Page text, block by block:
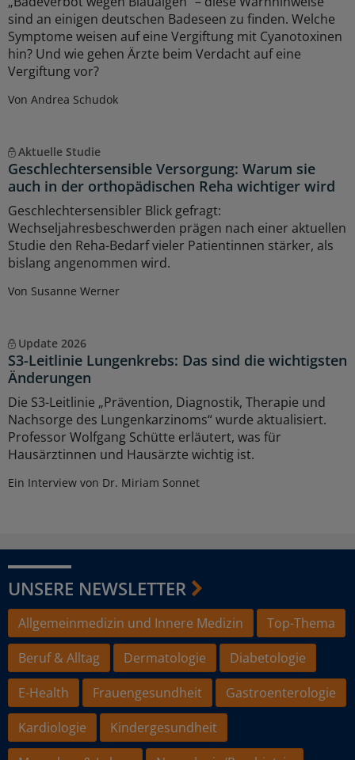
sind an einigen deutschen Badeseen zu finden. Welche
Symptome weisen auf eine Vergiftung mit Cyanotoxinen
hin? Und wie gehen Ärzte beim Verdacht auf eine
Vergiftung vor?
Von Andrea Schudok
Aktuelle Studie
Geschlechtersensible Versorgung: Warum sie
auch in der orthopädischen Reha wichtiger wird
Geschlechtersensibler Blick gefragt:
Wechseljahresbeschwerden prägen nach einer aktuellen
Studie den Reha-Bedarf vieler Patientinnen stärker, als
bislang angenommen wird.
Von Susanne Werner
Update 2026
S3-Leitlinie Lungenkrebs: Das sind die wichtigsten
Änderungen
Die S3-Leitlinie „Prävention, Diagnostik, Therapie und
Nachsorge des Lungenkarzinoms“ wurde aktualisiert.
Professor Wolfgang Schütte erläutert, was für
Hausärztinnen und Hausärzte wichtig ist.
Ein Interview von Dr. Miriam Sonnet
UNSERE NEWSLETTER
Allgemeinmedizin und Innere Medizin
Top-Thema
Beruf & Alltag
Dermatologie
Diabetologie
E-Health
Frauengesundheit
Gastroenterologie
Kardiologie
Kindergesundheit